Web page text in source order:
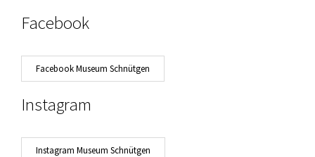
Facebook
Facebook Museum Schnütgen
Instagram
Instagram Museum Schnütgen